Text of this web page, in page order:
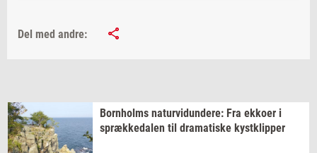
Del med andre:
Born­holms na­tur­vi­dun­de­re: Fra ek­ko­er i
spræk­ke­da­len til dra­ma­ti­ske kyst­klip­per